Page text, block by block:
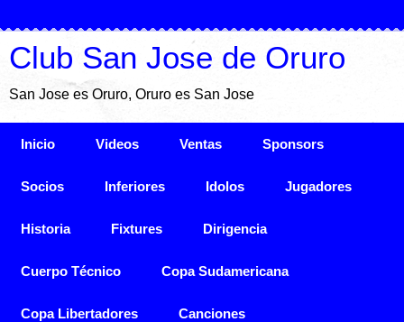
Club San Jose de Oruro
San Jose es Oruro, Oruro es San Jose
Inicio Videos Ventas Sponsors
Socios Inferiores Idolos Jugadores
Historia Fixtures Dirigencia
Cuerpo Técnico Copa Sudamericana
Copa Libertadores Canciones